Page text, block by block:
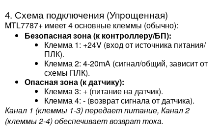
4. Схема подключения (Упрощенная)
MTL7787+ имеет 4 основные клеммы (обычно):
Безопасная зона (к контроллеру/БП):
Клемма 1: +24V (вход от источника питания/
ПЛК).
Клемма 2: 4-20mA (сигнал/общий, зависит от
схемы ПЛК).
Опасная зона (к датчику):
Клемма 3: + (питание на датчик).
Клемма 4: - (возврат сигнала от датчика).
Канал 1 (клеммы 1-3) передает питание, Канал 2
(клеммы 2-4) обеспечивает возврат тока.